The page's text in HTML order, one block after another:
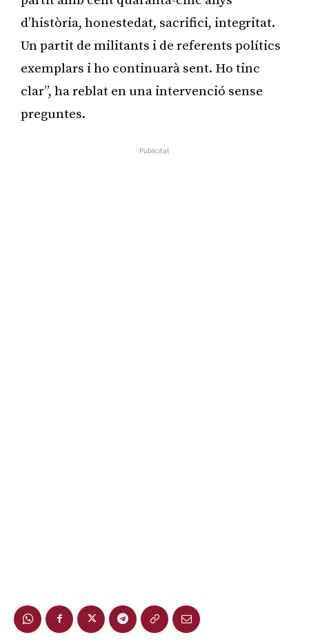
d’història, honestedat, sacrifici, integritat.
Un partit de militants i de referents polítics
exemplars i ho continuarà sent. Ho tinc
clar”, ha reblat en una intervenció sense
preguntes.
Publicitat